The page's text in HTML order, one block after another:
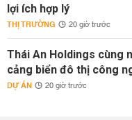
lợi ích hợp lý
THỊ TRƯỜNG 20 giờ trước
Thái An Holdings cùng
cảng biển đô thị công
DỰ ÁN 20 giờ trước